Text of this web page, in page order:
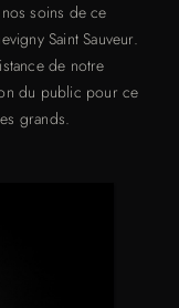
soins de ce
Saint Sauveur.
de notre
du public pour ce
grands.